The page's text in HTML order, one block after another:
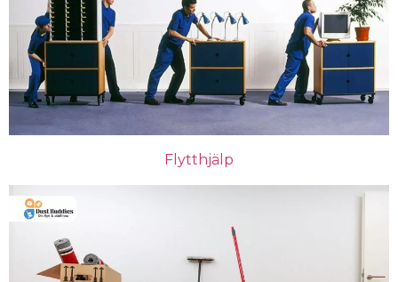
Flytthjälp